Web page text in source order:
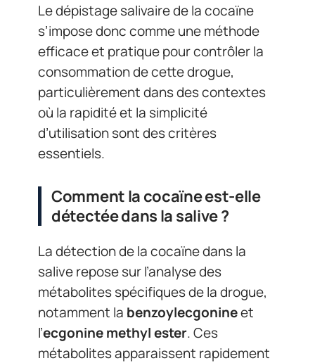
Le dépistage salivaire de la cocaïne
s’impose donc comme une méthode
efficace et pratique pour contrôler la
consommation de cette drogue,
particulièrement dans des contextes
où la rapidité et la simplicité
d’utilisation sont des critères
essentiels.
Comment la cocaïne est-elle
détectée dans la salive ?
La détection de la cocaïne dans la
salive repose sur l’analyse des
métabolites spécifiques de la drogue,
notamment la benzoylecgonineet
l’ecgonine methyl ester. Ces
métabolites apparaissent rapidement